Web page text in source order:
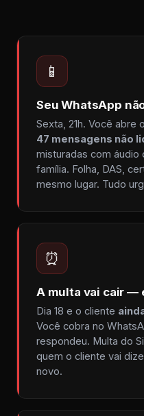
📱
Seu WhatsApp
Sexta, 21h. Você abre
47 mensagens não
misturadas com áudio
família. Folha, DAS,
mesmo lugar. Tudo
⏰
A multa vai cair —
Dia 18 e o cliente
Você cobra no
respondeu. Multa do
quem o cliente vai
novo.